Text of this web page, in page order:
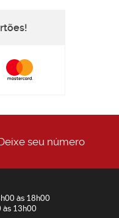
seu número
às 18h00
às 13h00